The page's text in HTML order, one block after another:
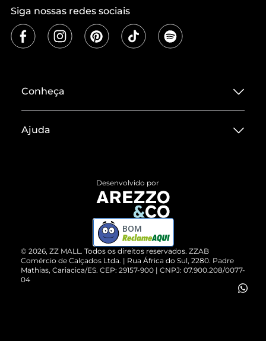
Siga nossas redes sociais
Conheça
Termos de Uso
ZZ MALL é confiável
Cartão Presente
Vendas Corporativas
Ajuda
Devolução do Produto
Compre pelo WhatsApp
© 2026, ZZ MALL. Todos os direitos reservados. ZZAB
Comércio de Calçados Ltda. | Rua África do Sul, 2280. Padre
Mathias, Cariacica/ES. CEP: 29157-900 | CNPJ: 07.900.208/0077-
04
Desenvolvido por
BOM